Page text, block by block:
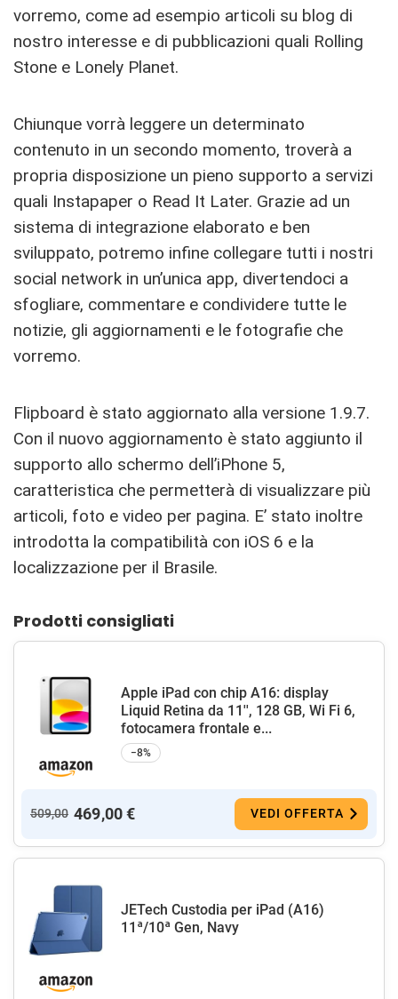
vorremo, come ad esempio articoli su blog di
nostro interesse e di pubblicazioni quali Rolling
Stone e Lonely Planet.
Chiunque vorrà leggere un determinato
contenuto in un secondo momento, troverà a
propria disposizione un pieno supporto a servizi
quali Instapaper o Read It Later. Grazie ad un
sistema di integrazione elaborato e ben
sviluppato, potremo infine collegare tutti i nostri
social network in un’unica app, divertendoci a
sfogliare, commentare e condividere tutte le
notizie, gli aggiornamenti e le fotografie che
vorremo.
Flipboard è stato aggiornato alla versione 1.9.7.
Con il nuovo aggiornamento è stato aggiunto il
supporto allo schermo dell’iPhone 5,
caratteristica che permetterà di visualizzare più
articoli, foto e video per pagina. E’ stato inoltre
introdotta la compatibilità con iOS 6 e la
localizzazione per il Brasile.
Prodotti consigliati
Apple iPad con chip A16: display
Liquid Retina da 11'', 128 GB, Wi Fi 6,
fotocamera frontale e...
−8%
509,00 469,00 € VEDI OFFERTA
JETech Custodia per iPad (A16)
11ª/10ª Gen, Navy